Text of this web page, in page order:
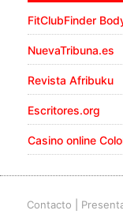
FitClubFinder
NuevaTribuna.es
Revista Afribuku
Escritores.org
Casino online
Contacto